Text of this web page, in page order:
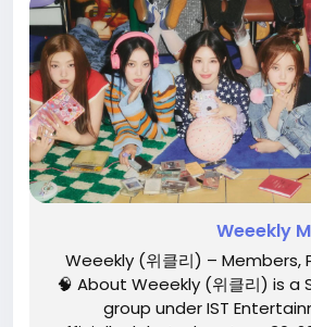
Weeekly
🎤 Weeekly (위클리) –
🧠 About Weeekly (위클리) is a
group under IST